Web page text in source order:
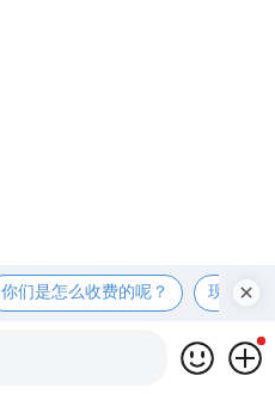
你们是怎么收费的呢？ 现在有